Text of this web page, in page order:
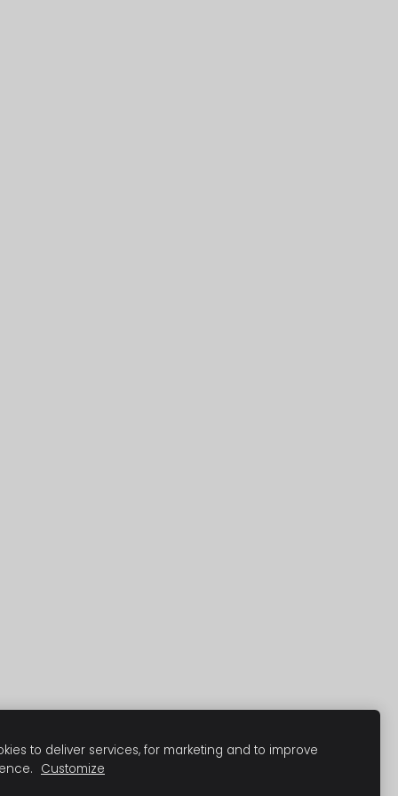
to deliver services, for marketing and to improve
Customize